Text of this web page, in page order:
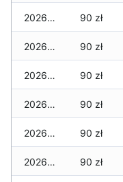
2026-06-23 90 zł
2026-06-22 90 zł
2026-06-21 90 zł
2026-06-20 90 zł
2026-06-19 90 zł
2026-06-18 90 zł